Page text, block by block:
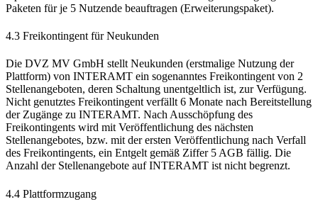
Paketen für je 5 Nutzende beauftragen (Erweiterungspaket).
4.3 Freikontingent für Neukunden
Die DVZ MV GmbH stellt Neukunden (erstmalige Nutzung der
Plattform) von INTERAMT ein sogenanntes Freikontingent von 2
Stellenangeboten, deren Schaltung unentgeltlich ist, zur Verfügung.
Nicht genutztes Freikontingent verfällt 6 Monate nach Bereitstellung
der Zugänge zu INTERAMT. Nach Ausschöpfung des
Freikontingents wird mit Veröffentlichung des nächsten
Stellenangebotes, bzw. mit der ersten Veröffentlichung nach Verfall
des Freikontingents, ein Entgelt gemäß Ziffer 5 AGB fällig. Die
Anzahl der Stellenangebote auf INTERAMT ist nicht begrenzt.
4.4 Plattformzugang